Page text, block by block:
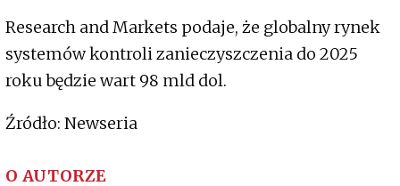
Research and Markets podaje, że globalny rynek
systemów kontroli zanieczyszczenia do 2025
roku będzie wart 98 mld dol.
Źródło: Newseria
O AUTORZE